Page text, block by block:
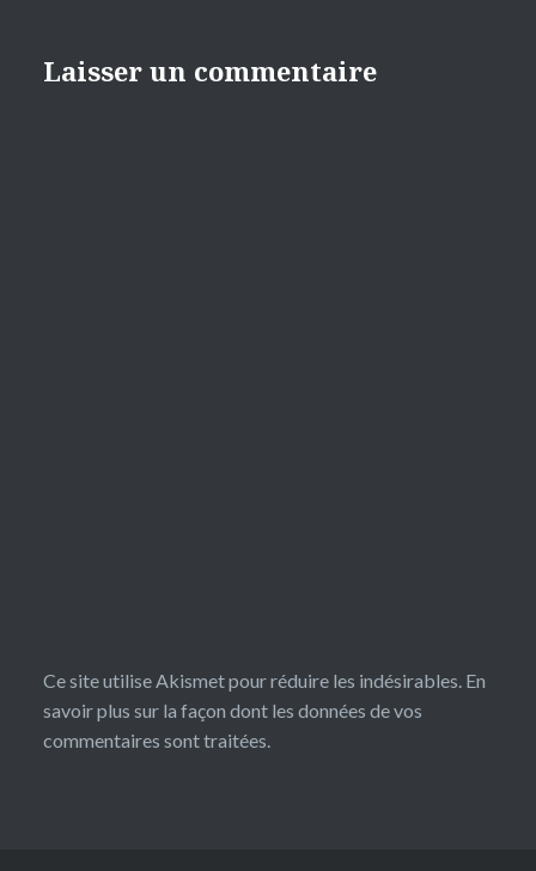
Laisser un commentaire
Ce site utilise Akismet pour réduire les indésirables. En
savoir plus sur la façon dont les données de vos
commentaires sont traitées.